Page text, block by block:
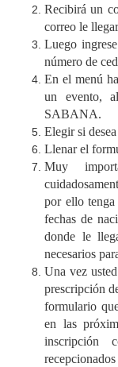
Recibirá un
correo le
Luego
número de
En el menú
un evento,
SABANA.
Elegir si
Llenar el
Muy
por ello
fechas de
donde le
necesarios
Una vez
prescripción
formulario
en las
inscripción